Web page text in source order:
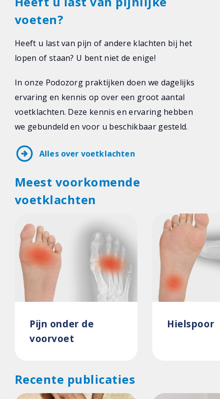
voeten?
Heeft u last van pijn of andere klachten bij het
lopen of staan? U bent niet de enige!
In onze Podozorg praktijken doen we dagelijks
ervaring en kennis op over een groot aantal
voetklachten. Deze kennis en ervaring hebben
we gebundeld en voor u beschikbaar gesteld.
arrow_circle_right Alles over voetklachten
Meest voorkomende
voetklachten
Pijn onder de
voorvoet
Hielspoor
Recente publicaties